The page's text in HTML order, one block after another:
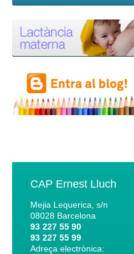
CAP Ernest Lluch
Mejia Lequerica, s/n
08028 Barcelona
93 227 55 90
93 227 55 99
Adreça electrònica: